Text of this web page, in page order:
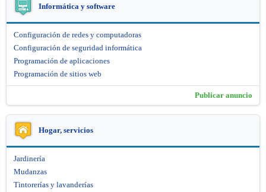
Informática y software
Configuración de redes y computadoras
Configuración de seguridad informática
Programación de aplicaciones
Programación de sitios web
Publicar anuncio
Hogar, servicios
Jardinería
Mudanzas
Tintorerías y lavanderías